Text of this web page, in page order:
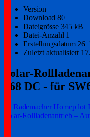
Version
Download 80
Dateigrösse 345 kB
Datei-Anzahl 1
Erstellungsdatum 26.
Zuletzt aktualisiert
Solar-
868 DC - für
Post
navigation
Rademacher Homepilot
Solar-Rollladenantrieb –